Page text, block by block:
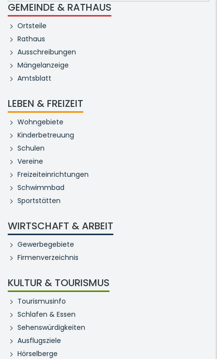
GEMEINDE & RATHAUS
Ortsteile
Rathaus
Ausschreibungen
Mängelanzeige
Amtsblatt
LEBEN & FREIZEIT
Wohngebiete
Kinderbetreuung
Schulen
Vereine
Freizeiteinrichtungen
Schwimmbad
Sportstätten
WIRTSCHAFT & ARBEIT
Gewerbegebiete
Firmenverzeichnis
KULTUR & TOURISMUS
Tourismusinfo
Schlafen & Essen
Sehenswürdigkeiten
Ausflugsziele
Hörselberge